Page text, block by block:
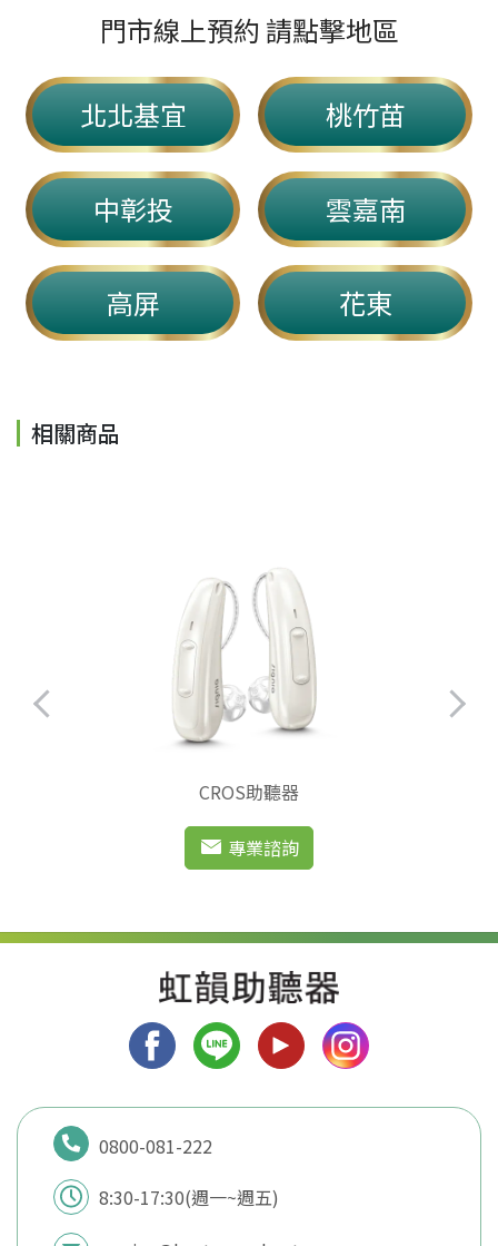
門市線上預約 請點擊地區
北北基宜 桃竹苗
中彰投 雲嘉南
高屏 花東
相關商品
CROS助聽器
專業諮詢
0800-081-222
8:30-17:30(週一~週五)